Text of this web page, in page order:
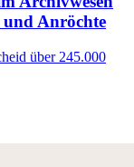
und Anröchte
über 245.000